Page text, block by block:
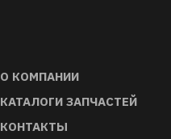
О КОМПАНИИ
КАТАЛОГИ ЗАПЧАСТЕЙ
КОНТАКТЫ